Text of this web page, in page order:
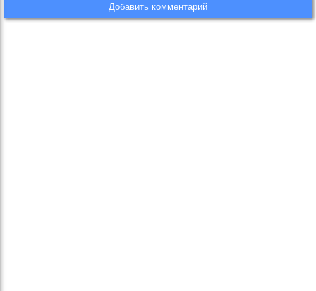
Добавить комментарий